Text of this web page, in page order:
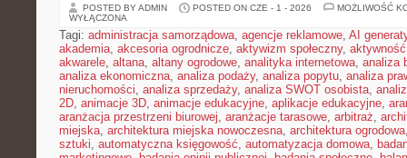
POSTED BY ADMIN POSTED ON CZE - 1 - 2026
MOŻLIWOŚĆ
WYŁĄCZONA
Tagi: administracja samorządowa, agencje reklamowe, AI
akademia, akcesoria ogrodnicze, aktywizm społeczny,
akwarele, altana, altany ogrodowe, analityka internetowa, analiza
analiza ekonomiczna, analiza podaży, analiza popytu, analiza
nieruchomości, analiza sprzedaży, analiza SWOT osobista,
2D, animacje 3D, animacje edukacyjne, aplikacje edukacyjne,
aranżacja przestrzeni biurowej, aranżacje tarasowe, arbitraż,
miejska, architektura miejska nowoczesna, architektura ogrodowa
sztuki, automatyczna księgowość, automatyzacja domowa,